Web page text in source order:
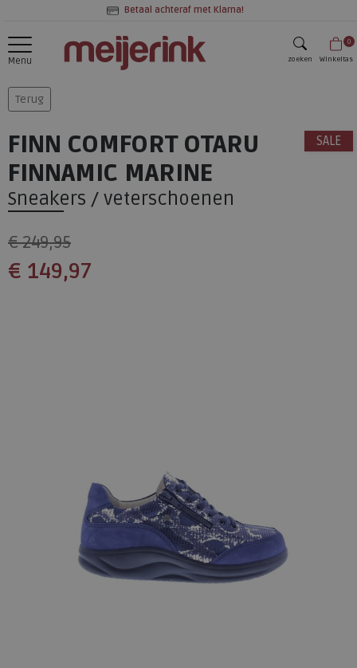
Betaal achteraf met Klarna!
Menu zoeken
0
Winkeltas
Terug
SALE
FINN COMFORT OTARU
FINNAMIC MARINE
Sneakers / veterschoenen
€ 249,95
€ 149,97